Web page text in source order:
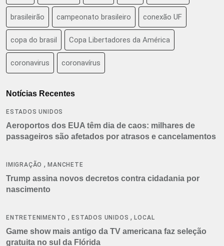
brasileirão campeonato brasileiro conexão UF
copa do brasil Copa Libertadores da América
coronavirus coronavírus
Notícias Recentes
ESTADOS UNIDOS
Aeroportos dos EUA têm dia de caos: milhares de
passageiros são afetados por atrasos e cancelamentos
IMIGRAÇÃO ,MANCHETE
Trump assina novos decretos contra cidadania por
nascimento
ENTRETENIMENTO ,ESTADOS UNIDOS ,LOCAL
Game show mais antigo da TV americana faz seleção
gratuita no sul da Flórida